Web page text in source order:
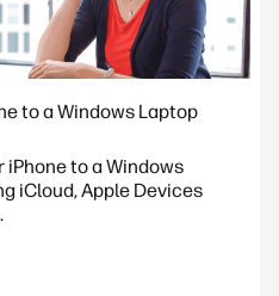
to a Windows Laptop
iPhone to a Windows
iCloud, Apple Devices